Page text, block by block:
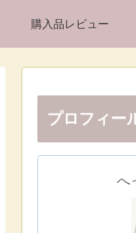
購入品レビュー
プロフィー
へ